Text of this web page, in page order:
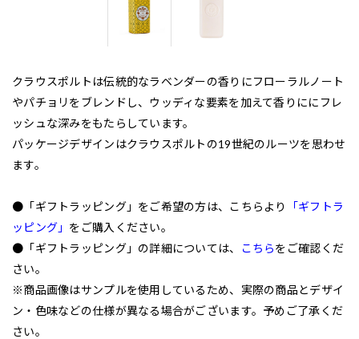
クラウスポルトは伝統的なラベンダーの香りにフローラルノート
やパチョリをブレンドし、ウッディな要素を加えて香りににフレ
ッシュな深みをもたらしています。
パッケージデザインはクラウスポルトの19世紀のルーツを思わせ
ます。
●「ギフトラッピング」をご希望の方は、こちらより
「ギフトラ
ッピング」 をご購入ください。
●「ギフトラッピング」の詳細については、
こちらをご確認くだ
さい。
※商品画像はサンプルを使用しているため、実際の商品とデザイ
ン・色味などの仕様が異なる場合がございます。予めご了承くだ
さい。